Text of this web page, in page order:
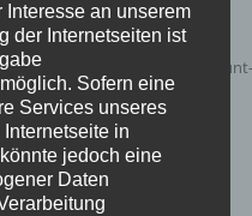
Interesse an unserem
der Internetseiten ist
Sofern eine
Services unseres
in
jedoch eine
Daten